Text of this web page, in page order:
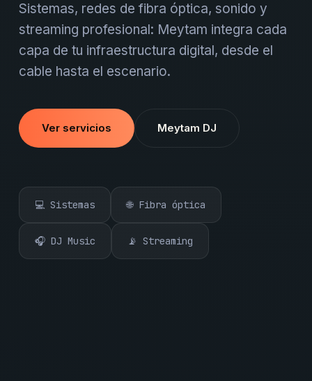
Sistemas, redes de fibra óptica, sonido y
streaming profesional: Meytam integra cada
capa de tu infraestructura digital, desde el
cable hasta el escenario.
Ver servicios Meytam DJ
💻 Sistemas 🌐 Fibra óptica
🎧 DJ Music 📡 Streaming